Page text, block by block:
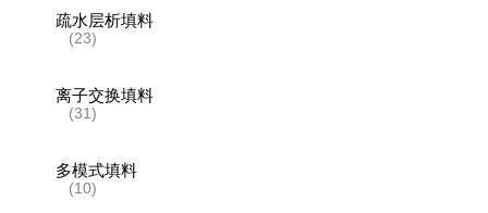
疏水层析填料
(23)
离子交换填料
(31)
多模式填料
(10)